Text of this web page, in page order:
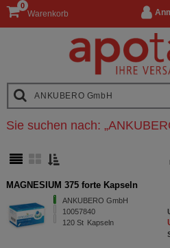
Warenkorb
0
Sie suchen nach: „
MAGNESIUM 375 forte Kapseln
ANKUBERO GmbH
10057840
120 St Kapseln